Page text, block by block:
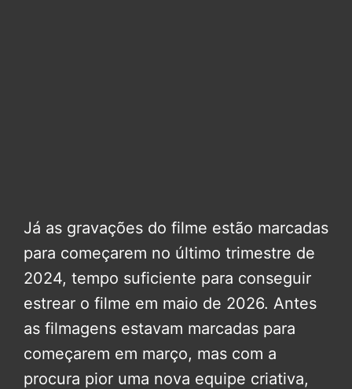
Já as gravações do filme estão marcadas
para começarem no último trimestre de
2024, tempo suficiente para conseguir
estrear o filme em maio de 2026. Antes
as filmagens estavam marcadas para
começarem em março, mas com a
procura pior uma nova equipe criativa,